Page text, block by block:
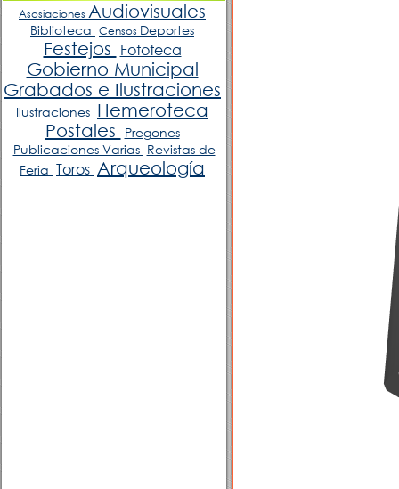
Asosiaciones Audiovisuales
Biblioteca Censos Deportes
Festejos Fototeca
Gobierno Municipal
Grabados e Ilustraciones
Ilustraciones Hemeroteca
Postales
Pregones
Publicaciones Varias Revistas de
Feria Toros Arqueología